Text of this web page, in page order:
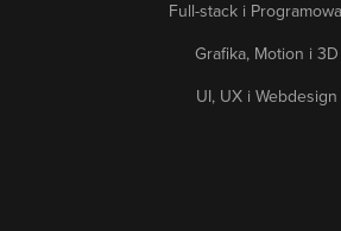
Full-stack i
Grafika, Motion i 3D
UI, UX i Webdesign